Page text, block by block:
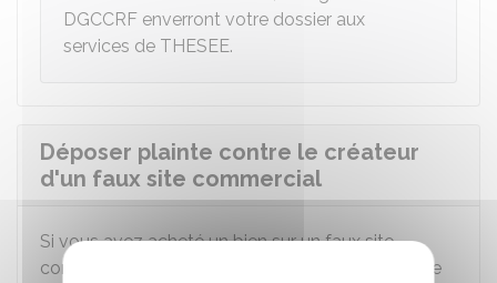
DGCCRF enverront votre dossier aux
services de THESEE.
Déposer plainte contre le créateur
d'un faux site commercial
Si vous avez acheté un bien sur un faux site
commercial, vous pouvez déposer plainte contre